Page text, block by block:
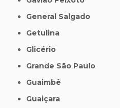
General Salgado
Getulina
Glicério
Grande São Paulo
Guaimbê
Guaiçara